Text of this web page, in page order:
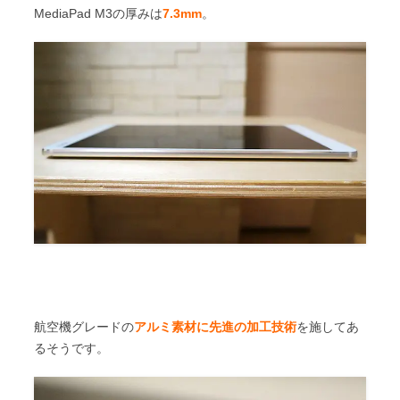
MediaPad M3の厚みは7.3mm。
航空機グレードのアルミ素材に先進の加工技術を施してあ
るそうです。